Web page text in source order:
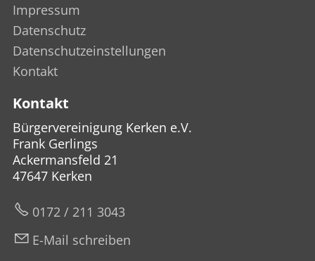
Impressum
Datenschutz
Datenschutzeinstellungen
Kontakt
Kontakt
Bürgervereinigung Kerken e.V.
Frank Gerlings
Ackermansfeld 21
47647 Kerken
0172 / 211 3043
E-Mail schreiben